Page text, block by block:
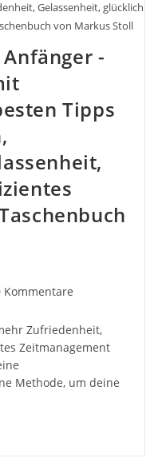
Gelassenheit, glücklich
von Markus Stoll
-
Tipps
Kommentare
Zufriedenheit,
Zeitmanagement
Methode, um deine